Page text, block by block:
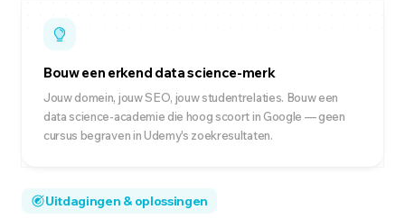
Bouw een erkend data science-merk
Jouw domein, jouw SEO, jouw studentrelaties. Bouw een
data science-academie die hoog scoort in Google — geen
cursus begraven in Udemy's zoekresultaten.
Uitdagingen & oplossingen